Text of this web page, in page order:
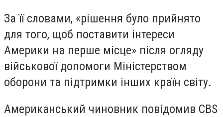
За її словами, «рішення було прийнято
для того, щоб поставити інтереси
Америки на перше місце» після огляду
військової допомоги Міністерством
оборони та підтримки інших країн світу.
Американський чиновник повідомив CBS